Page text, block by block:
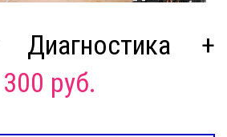
+
300 руб.